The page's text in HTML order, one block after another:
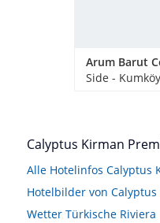
Side -
Calyptus Kirman
Alle Hotelinfos Calyptus
Hotelbilder von
Wetter Türkische Riviera